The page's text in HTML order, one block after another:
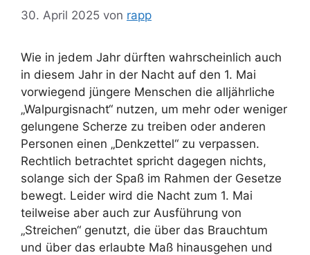
30. April 2025 von rapp
Wie in jedem Jahr dürften wahrscheinlich auch
in diesem Jahr in der Nacht auf den 1. Mai
vorwiegend jüngere Menschen die alljährliche
„Walpurgisnacht“ nutzen, um mehr oder weniger
gelungene Scherze zu treiben oder anderen
Personen einen „Denkzettel“ zu verpassen.
Rechtlich betrachtet spricht dagegen nichts,
solange sich der Spaß im Rahmen der Gesetze
bewegt. Leider wird die Nacht zum 1. Mai
teilweise aber auch zur Ausführung von
„Streichen“ genutzt, die über das Brauchtum
und über das erlaubte Maß hinausgehen und